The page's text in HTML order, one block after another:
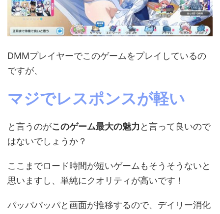
DMMプレイヤーでこのゲームをプレイしているの
ですが、
マジでレスポンスが軽い
と言うのがこのゲーム最大の魅力 と言って良いので
はないでしょうか？
ここまでロード時間が短いゲームもそうそうないと
思いますし、単純にクオリティが高いです！
パッパパッパと画面が推移するので、デイリー消化